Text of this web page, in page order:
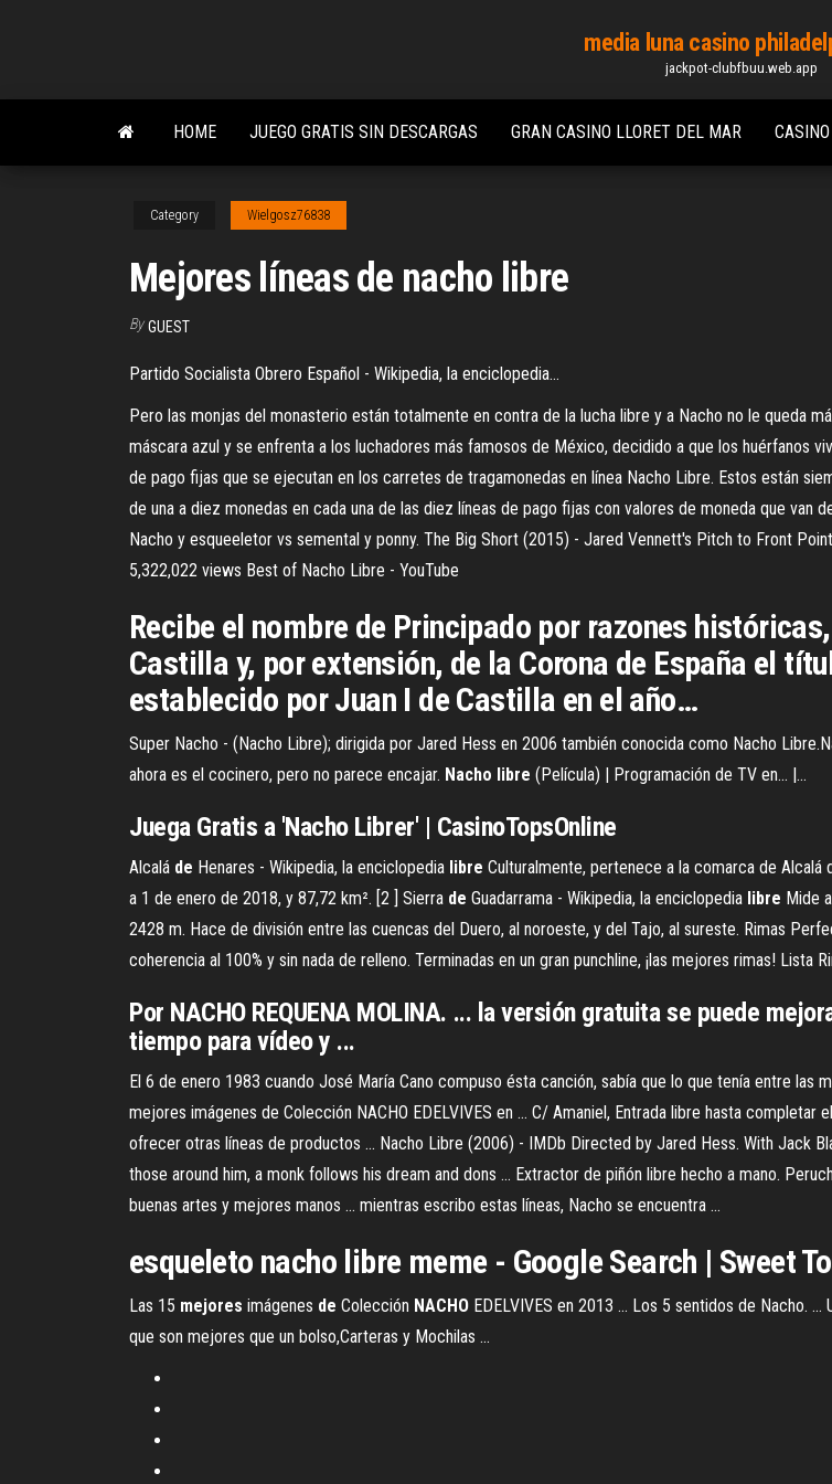
content
media luna casino
jackpot-clubfbuu.web.app
HOME JUEGO GRATIS SIN DESCARGAS GRAN CASINO LLORET DEL MAR
Category Wielgosz76838
Mejores líneas de nacho libre
By GUEST
Partido Socialista Obrero Español - Wikipedia, la enciclopedia…
Pero las monjas del monasterio están totalmente en contra de la lucha libre y a Nacho no le queda
máscara azul y se enfrenta a los luchadores más famosos de México, decidido a que los huérfanos
de pago fijas que se ejecutan en los carretes de tragamonedas en línea Nacho Libre. Estos están
de una a diez monedas en cada una de las diez líneas de pago fijas con valores de moneda que van
Nacho y esqueeletor vs semental y ponny. The Big Short (2015) - Jared Vennett's Pitch to Front
5,322,022 views Best of Nacho Libre - YouTube
Recibe el nombre de Principado por razones
Castilla y, por extensión, de la Corona de España el
establecido por Juan I de Castilla en el año…
Super Nacho - (Nacho Libre); dirigida por Jared Hess en 2006 también conocida como Nacho
ahora es el cocinero, pero no parece encajar. Nacho libre (Película) | Programación de TV en... |…
Juega Gratis a 'Nacho Librer' | CasinoTopsOnline
Alcalá de Henares - Wikipedia, la enciclopedia libre Culturalmente, pertenece a la comarca de Alcalá
a 1 de enero de 2018, y 87,72 km². [2 ] Sierra de Guadarrama - Wikipedia, la enciclopedia libre Mide
2428 m. Hace de división entre las cuencas del Duero, al noroeste, y del Tajo, al sureste. Rimas
coherencia al 100% y sin nada de relleno. Terminadas en un gran punchline, ¡las mejores rimas! Lista
Por NACHO REQUENA MOLINA. ... la versión gratuita se puede
tiempo para vídeo y ...
El 6 de enero 1983 cuando José María Cano compuso ésta canción, sabía que lo que tenía entre las
mejores imágenes de Colección NACHO EDELVIVES en ... C/ Amaniel, Entrada libre hasta
ofrecer otras líneas de productos ... Nacho Libre (2006) - IMDb Directed by Jared Hess. With Jack
those around him, a monk follows his dream and dons ... Extractor de piñón libre hecho a mano.
buenas artes y mejores manos ... mientras escribo estas líneas, Nacho se encuentra ...
esqueleto nacho libre meme - Google Search | Sweet
Las 15 mejores imágenes de Colección NACHO EDELVIVES en 2013 ... Los 5 sentidos de Nacho.
que son mejores que un bolso,Carteras y Mochilas ...